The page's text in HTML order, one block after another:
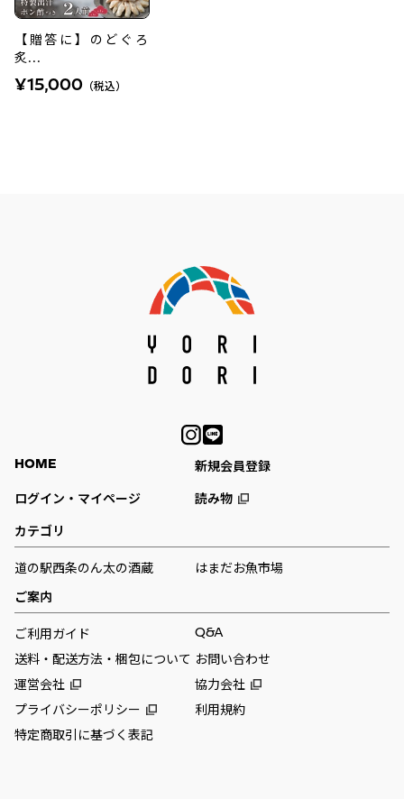
【贈答に】のどぐろ
炙...
¥15,000 （税込）
HOME 新規会員登録
ログイン・マイページ 読み物
カテゴリ
道の駅西条のん太の酒蔵 はまだお魚市場
ご案内
ご利用ガイド
Q&A
送料・配送方法・梱包について お問い合わせ
運営会社
協力会社
プライバシーポリシー
利用規約
特定商取引に基づく表記